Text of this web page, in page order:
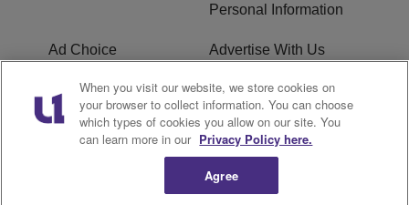
Personal Information
Ad Choice Advertise With Us
Terms of Service R1 Digital
Closed Captioning
When you visit our website, we store cookies on
your browser to collect information. You can choose
which types of cookies you allow on our site. You
can learn more in our Privacy Policy here.
Agree